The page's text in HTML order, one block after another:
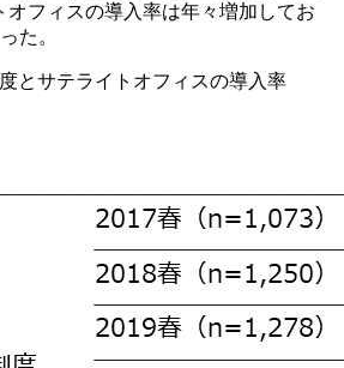
オフィスの導入率は年々増加してお
た。
とサテライトオフィスの導入率